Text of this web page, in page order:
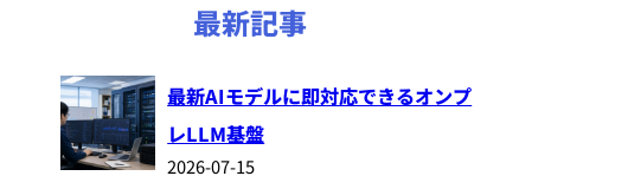
最新記事
最新AIモデルに即対応できるオンプ
レLLM基盤
2026-07-15